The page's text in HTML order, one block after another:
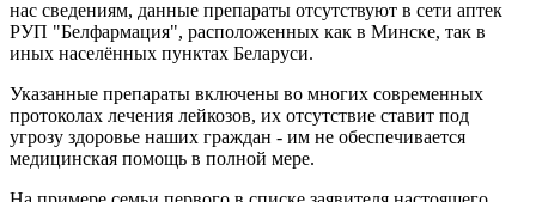
нас сведениям, данные препараты отсутствуют в сети аптек
РУП "Белфармация", расположенных как в Минске, так в
иных населённых пунктах Беларуси.
Указанные препараты включены во многих современных
протоколах лечения лейкозов, их отсутствие ставит под
угрозу здоровье наших граждан - им не обеспечивается
медицинская помощь в полной мере.